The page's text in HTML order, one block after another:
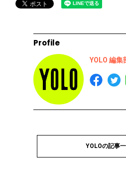
Profile
YOLO 編集
YOLOの記事